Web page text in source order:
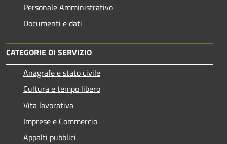
Personale Amministrativo
Documenti e dati
CATEGORIE DI SERVIZIO
Anagrafe e stato civile
Cultura e tempo libero
Vita lavorativa
Imprese e Commercio
Appalti pubblici